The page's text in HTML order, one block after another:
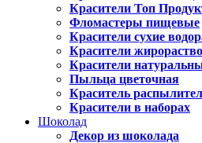
Красители Топ
Фломастеры пищевые
Красители сухие
Красители
Красители
Пыльца цветочная
Краситель
Красители в наборах
Шоколад
Декор из шоколада